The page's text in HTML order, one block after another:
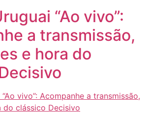
“Ao vivo”:
a transmissão,
e hora do